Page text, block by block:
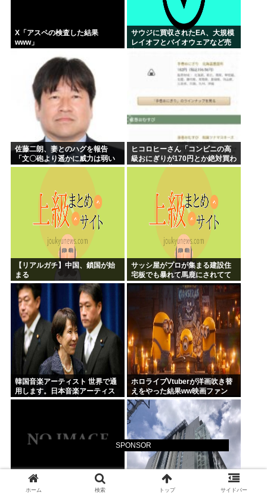
SPONSOR
X「アスペの検査した結果
www」
サウジに買収されたEA、大規模
レイオフとバイオウェアなど売
佐藤二朗、妻とのハグを報告
「文〇砲より遥かに威力は弱い
が、僕のノロケ砲をお見舞いす
ヒコロヒーさん「コンビニの高
級おにぎりが170円とか絶対買わ
ない」とか薄すぎるトークをか
【リアルガチ】中国、鎖国が始
まる
サッシ屋がプロが集まる建設住
宅板でも暴れて馬鹿にされてて
ワロタw
韓国音楽アーティスト 世界で通
用します。日本音楽アーティス
ト 聴かれてるの国内だけです。
ホロライブVtuberが洋画吹き替
えをやった結果ww映画ファン
「解釈一致すぎる」
ホーム 検索 トップ サイドバー